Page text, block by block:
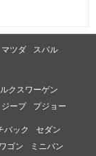
マツダ
スバル
クスワーゲン
ジープ プジョー
バック
セダン
ゴン
ミニバン